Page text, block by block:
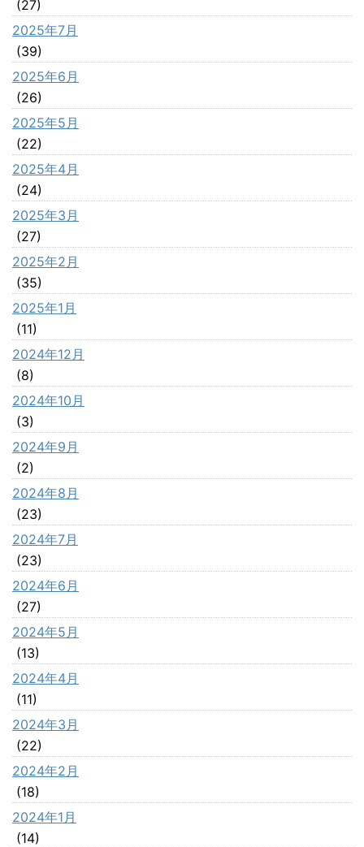
(27)
2025年7月
(39)
2025年6月
(26)
2025年5月
(22)
2025年4月
(24)
2025年3月
(27)
2025年2月
(35)
2025年1月
(11)
2024年12月
(8)
2024年10月
(3)
2024年9月
(2)
2024年8月
(23)
2024年7月
(23)
2024年6月
(27)
2024年5月
(13)
2024年4月
(11)
2024年3月
(22)
2024年2月
(18)
2024年1月
(14)